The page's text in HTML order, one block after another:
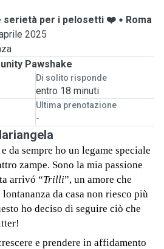
serietà per i pelosetti ❤️
Roma
2025
Pawshake
Di solito risponde
entro 18 minuti
Ultima prenotazione
-
da sempre ho un legame speciale
zampe. Sono la mia passione
arrivó “Trilli”, un amore che
da casa non riesco più
ho deciso di seguire ciò che
e prendere in affidamento